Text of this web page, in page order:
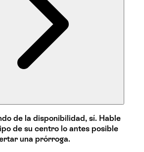
de la disponibilidad, sí. Hable
de su centro lo antes posible
una prórroga.